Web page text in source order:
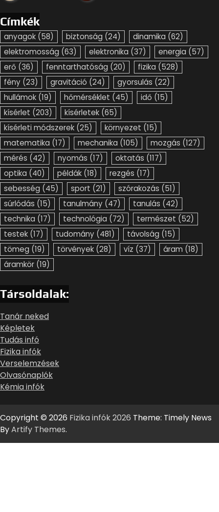
Címkék
anyagok (58) biztonság (24) dinamika (62)
elektromosság (63) elektronika (37) energia (57)
erő (36) fenntarthatóság (20) fizika (528)
fény (23) gravitáció (24) gyorsulás (22)
hullámok (19) hőmérséklet (45) idő (15)
kísérlet (203) kísérletek (65)
kísérleti módszerek (25) környezet (15)
matematika (17) mechanika (105) mozgás (127)
mérés (42) nyomás (17) oktatás (117)
optika (40) példák (18) rezgés (17)
sebesség (45) sport (21) szórakozás (51)
súrlódás (15) tanulmány (47) tanulás (42)
technika (17) technológia (72) természet (52)
testek (17) tudomány (481) távolság (15)
tömeg (19) törvények (28) víz (37) áram (18)
áramkör (19)
Társoldalak:
Tanár neked
Képletek
Tudás infó
Fizika infók
Verselemzések
Olvasónaplók
Kémia infók
Copyright © 2026 Fizika infók 2026 Theme: Timely News
ByArtify Themes.